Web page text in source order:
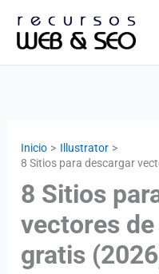
Inicio
Illustrator
8 Sitios para descargar
8 Sitios
vectores
gratis